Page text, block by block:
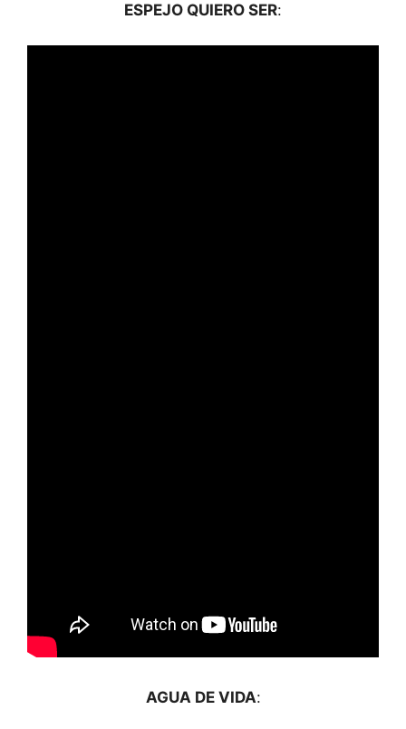
ESPEJO QUIERO SER:
AGUA DE VIDA: